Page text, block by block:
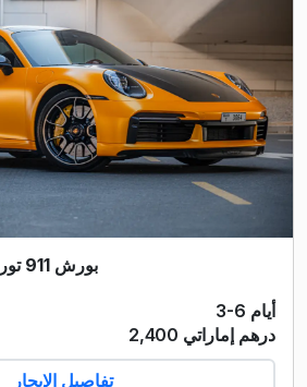
بورش 911 توربو إس (أصفر) 2023
3-6 أيام
2,400 درهم إماراتي
تفاصيل الإيجار